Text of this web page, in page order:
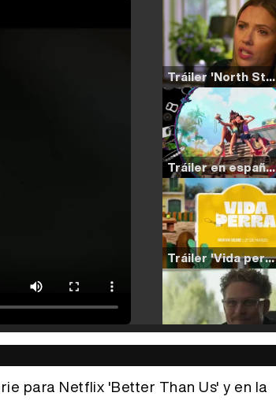
Tráiler 'North Star' (2023)
Tráiler en español de 'La isla olvidada'
Tráiler 'Vida perra' (2026)
Tráiler Oficial en VOSE 'The Audacity'
para Netflix 'Better Than Us' y en la